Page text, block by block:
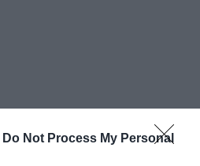
Do Not Process My Personal